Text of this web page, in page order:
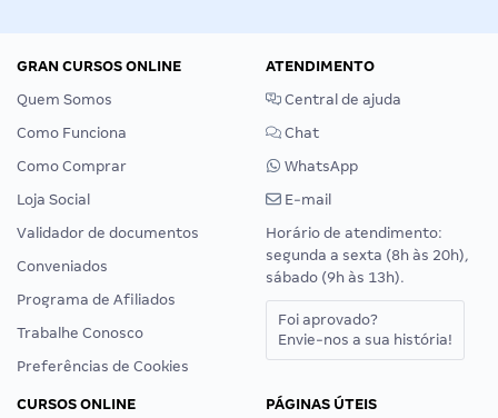
GRAN CURSOS ONLINE
Quem Somos
Como Funciona
Como Comprar
Loja Social
Validador de documentos
Conveniados
Programa de Afiliados
Trabalhe Conosco
Preferências de Cookies
ATENDIMENTO
Central de ajuda
Chat
WhatsApp
E-mail
Horário de atendimento:
segunda a sexta (8h às 20h),
sábado (9h às 13h).
Foi aprovado?
Envie-nos a sua história!
CURSOS ONLINE
PÁGINAS ÚTEIS